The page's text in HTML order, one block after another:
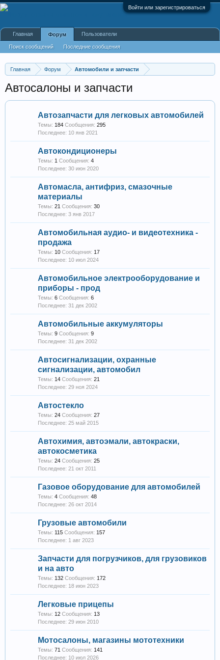
Войти или зарегистрироваться
Главная Форум Автомобили и запчасти
Автосалоны и запчасти
Автозапчасти для легковых автомобилей
Темы: 184 Сообщения: 295
10 янв 2021
Автокондиционеры
Темы: 1 Сообщения: 4
30 июн 2020
Автомасла, антифриз, смазочные
материалы
Темы: 21 Сообщения: 30
3 янв 2017
Автомобильная аудио- и видеотехника -
продажа
Темы: 10 Сообщения: 17
10 июл 2024
Автомобильное электрооборудование и
приборы - прод
Темы: 6 Сообщения: 6
31 дек 2002
Автомобильные аккумуляторы
Темы: 9 Сообщения: 9
31 дек 2002
Автосигнализации, охранные
сигнализации, автомобил
Темы: 14 Сообщения: 21
29 ноя 2024
Автостекло
Темы: 24 Сообщения: 27
25 май 2015
Автохимия, автоэмали, автокраски,
автокосметика
Темы: 24 Сообщения: 25
21 окт 2011
Газовое оборудование для автомобилей
Темы: 4 Сообщения: 48
26 окт 2014
Грузовые автомобили
Темы: 115 Сообщения: 157
1 авг 2023
Запчасти для погрузчиков, для грузовиков
и на авто
Темы: 132 Сообщения: 172
18 июн 2023
Легковые прицепы
Темы: 12 Сообщения: 13
29 июн 2010
Мотосалоны, магазины мототехники
Темы: 71 Сообщения: 141
10 июл 2026
Главная Форум
Поиск сообщений Последние сообщения
Пользователи